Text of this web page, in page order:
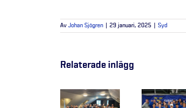
Av Johan Sjögren 29 januari, 2025 Syd
Relaterade inlägg